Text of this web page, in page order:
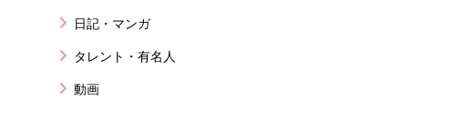
日記・マンガ
タレント・有名人
動画